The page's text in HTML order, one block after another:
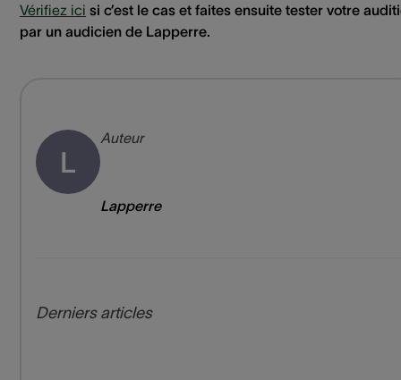
Vérifiez ici si c’est le cas et faites ensuite tester votre
par un audicien de Lapperre.
L
Auteur
Lapperre
Derniers articles